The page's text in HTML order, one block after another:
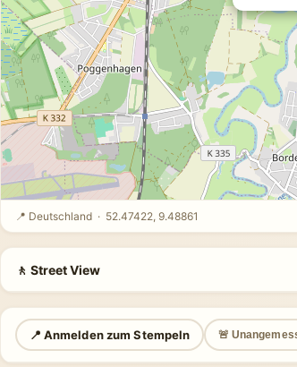
📍 Deutschland · 52.47422, 9.48861
🚶 Street View
📍 Anmelden zum Stempeln 🚨